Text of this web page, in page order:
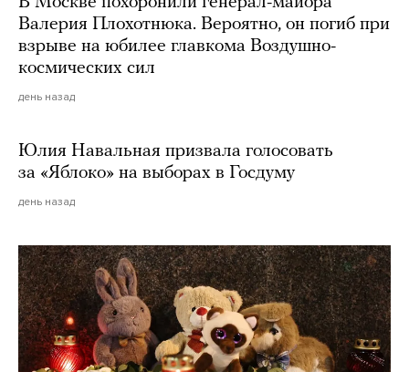
Валерия Плохотнюка. Вероятно, он погиб при
взрыве на юбилее главкома Воздушно-
космических сил
день назад
Юлия Навальная призвала голосовать
за «Яблоко» на выборах в Госдуму
день назад